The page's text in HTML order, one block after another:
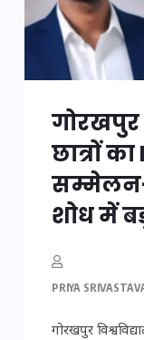
गोरखपुर
छात्रों का
शोध में
PRIYA
गोरखपुर